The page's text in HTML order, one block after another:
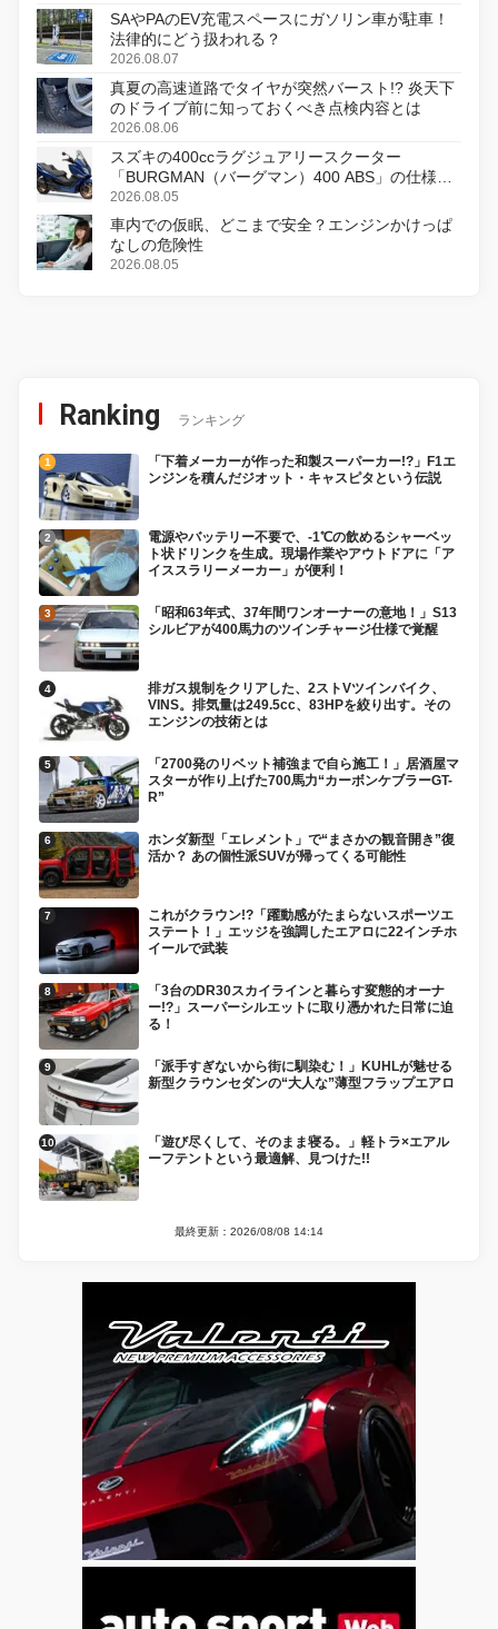
SAやPAのEV充電スペースにガソリン車が駐車！
法律的にどう扱われる？
2026.08.07
真夏の高速道路でタイヤが突然バースト!? 炎天下
のドライブ前に知っておくべき点検内容とは
2026.08.06
スズキの400ccラグジュアリースクーター
「BURGMAN（バーグマン）400 ABS」の仕様を
変更し、8月18日に発売
2026.08.05
車内での仮眠、どこまで安全？エンジンかけっぱ
なしの危険性
2026.08.05
Ranking ランキング
「下着メーカーが作った和製スーパーカー!?」F1エ
ンジンを積んだジオット・キャスピタという伝説
電源やバッテリー不要で、-1℃の飲めるシャーベッ
ト状ドリンクを生成。現場作業やアウトドアに「ア
イススラリーメーカー」が便利！
「昭和63年式、37年間ワンオーナーの意地！」S13
シルビアが400馬力のツインチャージ仕様で覚醒
排ガス規制をクリアした、2ストVツインバイク、
VINS。排気量は249.5cc、83HPを絞り出す。その
エンジンの技術とは
「2700発のリベット補強まで自ら施工！」居酒屋マ
スターが作り上げた700馬力“カーボンケブラーGT-
R”
ホンダ新型「エレメント」で“まさかの観音開き”復
活か？ あの個性派SUVが帰ってくる可能性
これがクラウン!?「躍動感がたまらないスポーツエ
ステート！」エッジを強調したエアロに22インチホ
イールで武装
「3台のDR30スカイラインと暮らす変態的オーナ
ー!?」スーパーシルエットに取り憑かれた日常に迫
る！
「派手すぎないから街に馴染む！」KUHLが魅せる
新型クラウンセダンの“大人な”薄型フラップエアロ
「遊び尽くして、そのまま寝る。」軽トラ×エアル
ーフテントという最適解、見つけた!!
最終更新：2026/08/08 14:14